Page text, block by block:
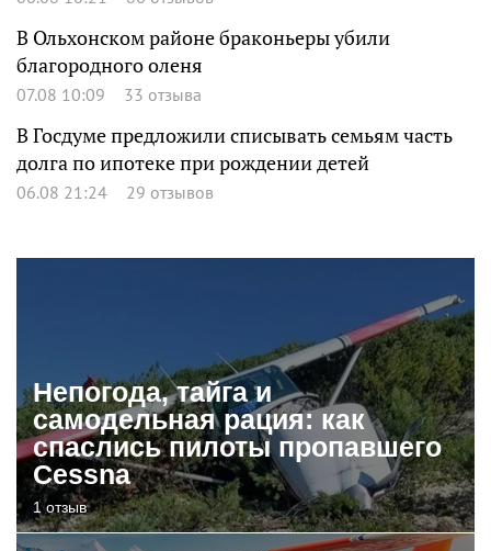
В Ольхонском районе браконьеры убили
благородного оленя
07.08 10:09 33 отзыва
В Госдуме предложили списывать семьям часть
долга по ипотеке при рождении детей
06.08 21:24 29 отзывов
Непогода, тайга и
самодельная рация: как
спаслись пилоты пропавшего
Cessna
1 отзыв